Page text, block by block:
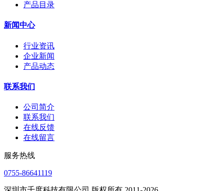
产品目录
新闻中心
行业资讯
企业新闻
产品动态
联系我们
公司简介
联系我们
在线反馈
在线留言
服务热线
0755-86641119